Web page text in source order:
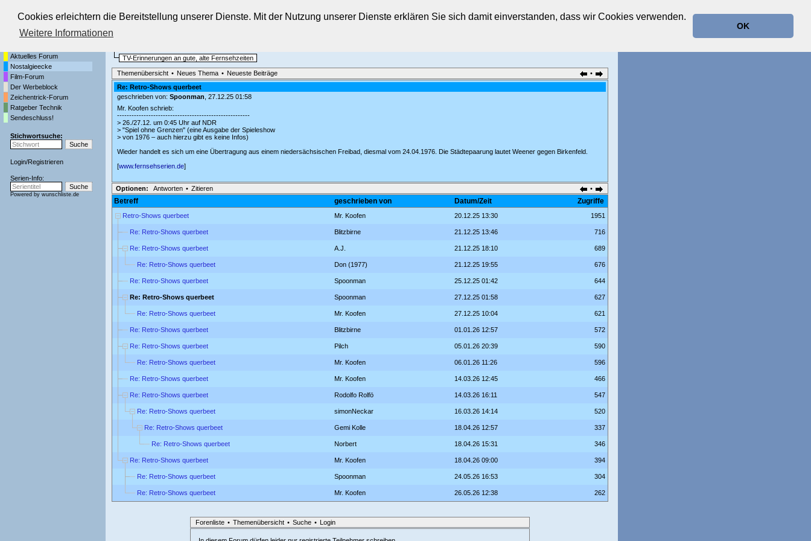
Cookies erleichtern die Bereitstellung unserer Dienste. Mit der Nutzung unserer Dienste erklären Sie sich damit einverstanden, dass wir Cookies verwenden.
Weitere Informationen
OK
Die Fernseh-Diskussionsforen von
Aktuelles Forum
Nostalgieecke
Film-Forum
Der Werbeblock
Zeichentrick-Forum
Ratgeber Technik
Sendeschluss!
Stichwortsuche:
Login/Registrieren
Serien-Info:
Powered by wunschliste.de
TV-Erinnerungen an gute, alte Fernsehzeiten
Themenübersicht • Neues Thema • Neueste Beiträge
•
Re: Retro-Shows querbeet
geschrieben von: Spoonman, 27.12.25 01:58
Mr. Koofen schrieb:
-------------------------------------------------------
> 26./27.12. um 0:45 Uhr auf NDR
> "Spiel ohne Grenzen" (eine Ausgabe der Spieleshow
> von 1976 – auch hierzu gibt es keine Infos)
Wieder handelt es sich um eine Übertragung aus einem niedersächsischen Freibad, diesmal vom 24.04.1976. Die Städtepaarung lautet Weener gegen Birkenfeld.
[www.fernsehserien.de]
•
Optionen: Antworten • Zitieren
Betreff geschrieben von Datum/Zeit Zugriffe
Retro-Shows querbeet Mr. Koofen 20.12.25 13:30 1951
Re: Retro-Shows querbeet Blitzbirne 21.12.25 13:46 716
Re: Retro-Shows querbeet A.J. 21.12.25 18:10 689
Re: Retro-Shows querbeet Don (1977) 21.12.25 19:55 676
Re: Retro-Shows querbeet Spoonman 25.12.25 01:42 644
Re: Retro-Shows querbeet Spoonman 27.12.25 01:58 627
Re: Retro-Shows querbeet Mr. Koofen 27.12.25 10:04 621
Re: Retro-Shows querbeet Blitzbirne 01.01.26 12:57 572
Re: Retro-Shows querbeet Pilch 05.01.26 20:39 590
Re: Retro-Shows querbeet Mr. Koofen 06.01.26 11:26 596
Re: Retro-Shows querbeet Mr. Koofen 14.03.26 12:45 466
Re: Retro-Shows querbeet Rodolfo Rolfö 14.03.26 16:11 547
Re: Retro-Shows querbeet simonNeckar 16.03.26 14:14 520
Re: Retro-Shows querbeet Gemi Kolle 18.04.26 12:57 337
Re: Retro-Shows querbeet Norbert 18.04.26 15:31 346
Re: Retro-Shows querbeet Mr. Koofen 18.04.26 09:00 394
Re: Retro-Shows querbeet Spoonman 24.05.26 16:53 304
Re: Retro-Shows querbeet Mr. Koofen 26.05.26 12:38 262
Forenliste • Themenübersicht • Suche • Login